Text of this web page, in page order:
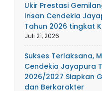
Ukir Prestasi
Insan Cendekia
Tahun 2026 tingkat
Juli 21, 2026
Sukses Terlaksana,
Cendekia Jayapura
2026/2027 Siapkan
dan Berkarakter